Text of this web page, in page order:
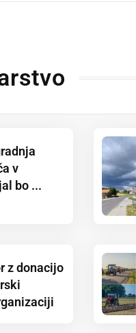
v
bo ...
z donacijo